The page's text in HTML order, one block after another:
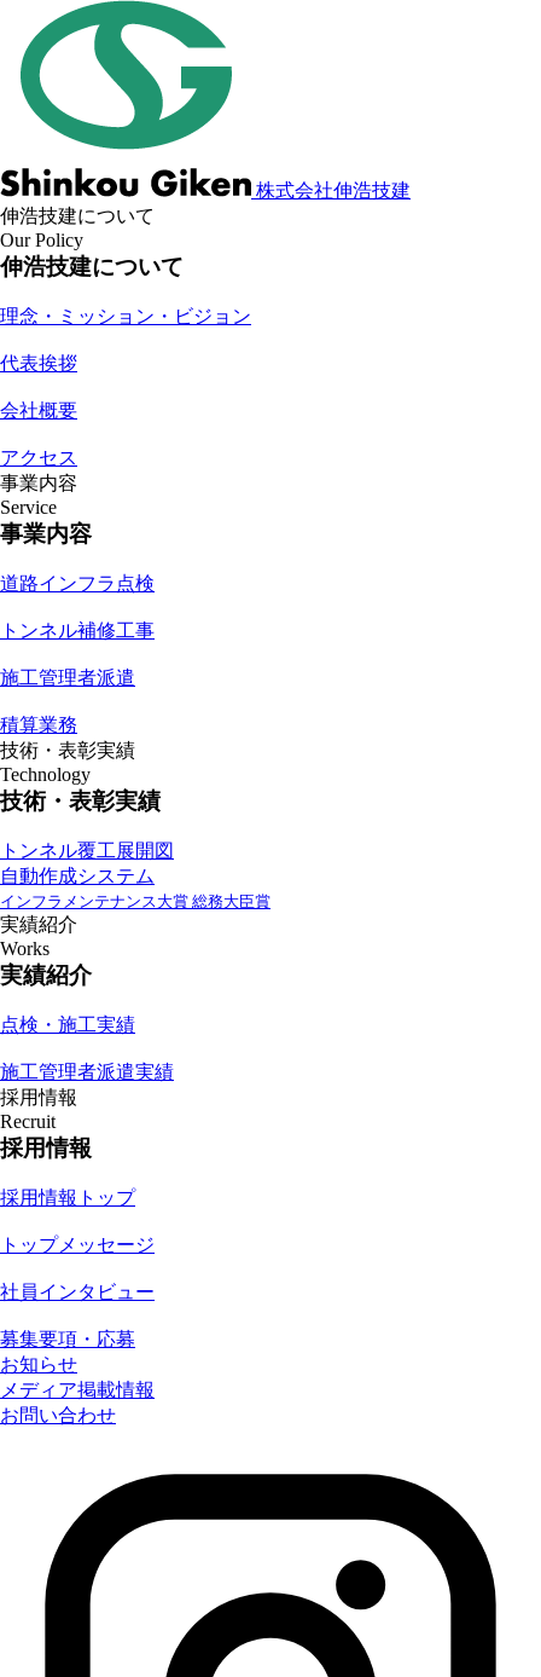
株式会社伸浩技建
伸浩技建について
Our Policy
伸浩技建について
理念・ミッション・ビジョン
代表挨拶
会社概要
アクセス
事業内容
Service
事業内容
道路インフラ点検
トンネル補修工事
施工管理者派遣
積算業務
技術・表彰実績
Technology
技術・表彰実績
トンネル覆工展開図
自動作成システム
インフラメンテナンス大賞 総務大臣賞
実績紹介
Works
実績紹介
点検・施工実績
施工管理者派遣実績
採用情報
Recruit
採用情報
採用情報トップ
トップメッセージ
社員インタビュー
募集要項・応募
お知らせ
メディア掲載情報
お問い合わせ